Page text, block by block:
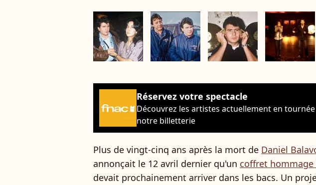
Réservez votre spectacle
Découvrez les artistes actuellement en
notre billetterie
Plus de vingt-cinq ans après la mort de Daniel
annonçait le 12 avril dernier qu'un coffret
devait prochainement arriver dans les bacs. Un